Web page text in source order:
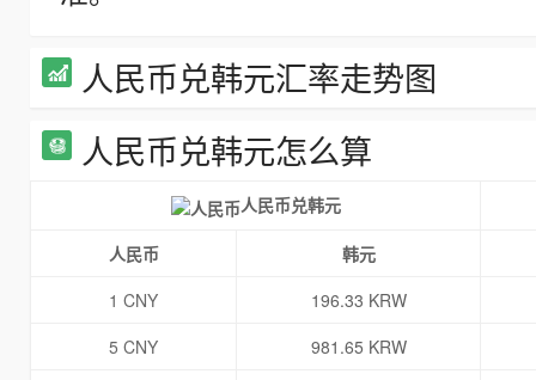
人民币兑韩元汇率走势图
人民币兑韩元怎么算
人民币兑韩元
人民币
韩元
1 CNY
196.33 KRW
5 CNY
981.65 KRW